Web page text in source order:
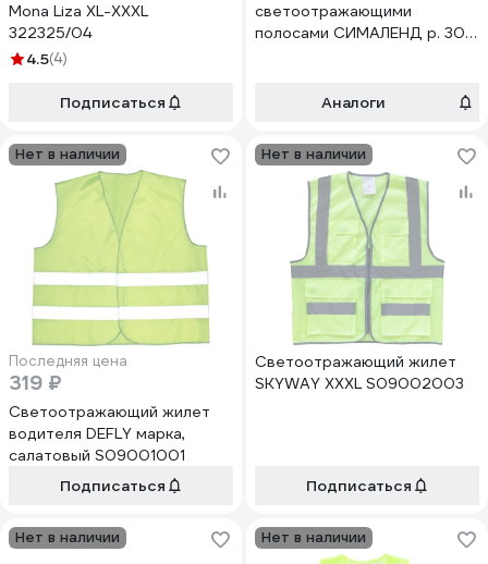
Mona Liza XL-XXXL
322325/04
4.5(4)
Подписаться
светоотражающими
полосами СИМАЛЕНД р. 30-
Аналоги
Нет в наличии
Последняя цена
319 ₽
Светоотражающий жилет
водителя DEFLY марка,
салатовый S09001001
Подписаться
Нет в наличии
Светоотражающий жилет
SKYWAY XXXL S09002003
Подписаться
Нет в наличии Нет в наличии